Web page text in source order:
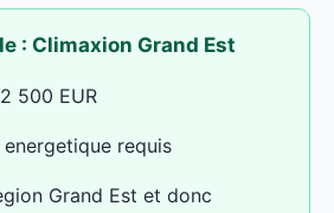
: Climaxion Grand Est
500 EUR
requis
Grand Est et donc